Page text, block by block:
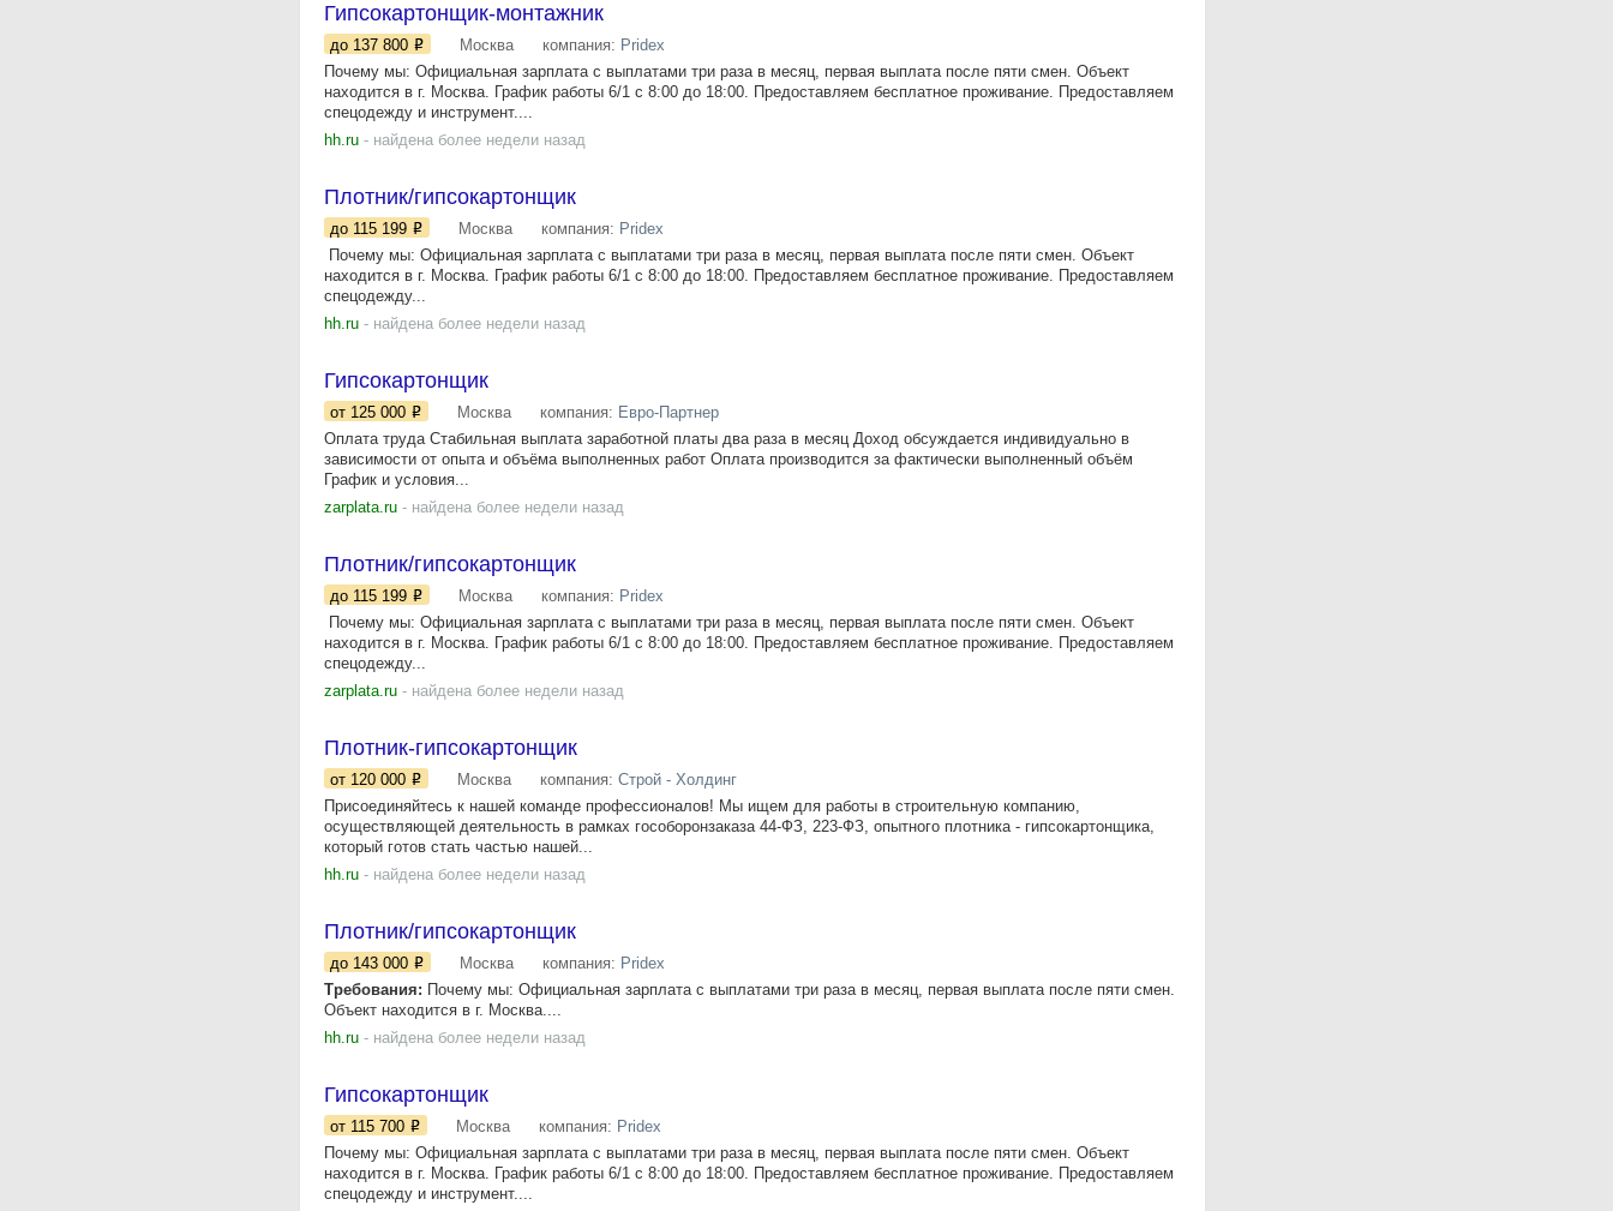
Гипсокартонщик-монтажник
до 137 800 Москва компания: Pridex
Почему мы: Официальная зарплата с выплатами три раза в месяц, первая выплата после пяти смен. Объект
находится в г. Москва. График работы 6/1 с 8:00 до 18:00. Предоставляем бесплатное проживание. Предоставляем
спецодежду и инструмент....
hh.ru - найдена более недели назад
Плотник/гипсокартонщик
до 115 199 Москва компания: Pridex
​​​​​​ Почему мы: Официальная зарплата с выплатами три раза в месяц, первая выплата после пяти смен. Объект
находится в г. Москва. График работы 6/1 с 8:00 до 18:00. Предоставляем бесплатное проживание. Предоставляем
спецодежду...
hh.ru - найдена более недели назад
Гипсокартонщик
от 125 000 Москва компания: Евро-Партнер
Оплата труда Стабильная выплата заработной платы два раза в месяц Доход обсуждается индивидуально в
зависимости от опыта и объёма выполненных работ Оплата производится за фактически выполненный объём
График и условия...
zarplata.ru - найдена более недели назад
Плотник/гипсокартонщик
до 115 199 Москва компания: Pridex
​​​​​​ Почему мы: Официальная зарплата с выплатами три раза в месяц, первая выплата после пяти смен. Объект
находится в г. Москва. График работы 6/1 с 8:00 до 18:00. Предоставляем бесплатное проживание. Предоставляем
спецодежду...
zarplata.ru - найдена более недели назад
Плотник-гипсокартонщик
от 120 000 Москва компания: Строй - Холдинг
Присоединяйтесь к нашей команде профессионалов! Мы ищем для работы в строительную компанию,
осуществляющей деятельность в рамках гособоронзаказа 44-ФЗ, 223-ФЗ, опытного плотника - гипсокартонщика,
который готов стать частью нашей...
hh.ru - найдена более недели назад
Плотник/гипсокартонщик
до 143 000 Москва компания: Pridex
Требования: Почему мы: Официальная зарплата с выплатами три раза в месяц, первая выплата после пяти смен.
Объект находится в г. Москва....
hh.ru - найдена более недели назад
Гипсокартонщик
от 115 700 Москва компания: Pridex
Почему мы: Официальная зарплата с выплатами три раза в месяц, первая выплата после пяти смен. Объект
находится в г. Москва. График работы 6/1 с 8:00 до 18:00. Предоставляем бесплатное проживание. Предоставляем
спецодежду и инструмент....